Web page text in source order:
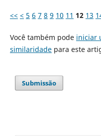
<< < 5 6 7 8 9 10 11 12 13
Você também pode iniciar
similaridadepara este
Submissão